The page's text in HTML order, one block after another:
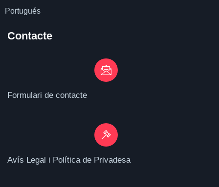
Portugués
Contacte
Formulari de contacte
Avís Legal i Política de Privadesa